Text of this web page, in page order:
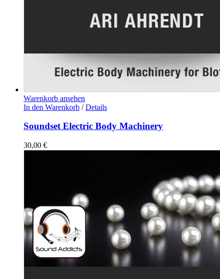
Warenkorb ansehen
In den Warenkorb / Details
Soundset Electric Body Machinery
30,00 €